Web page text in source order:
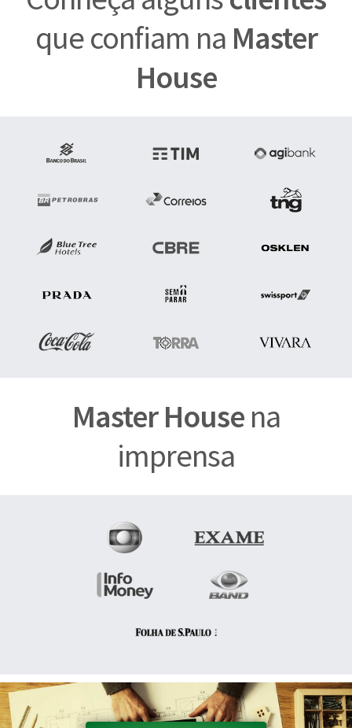
que confiam na Master
House
Master Housena
imprensa